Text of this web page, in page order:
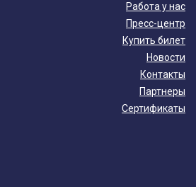
Работа у нас
Пресс-центр
Купить билет
Новости
Контакты
Партнеры
Сертификаты